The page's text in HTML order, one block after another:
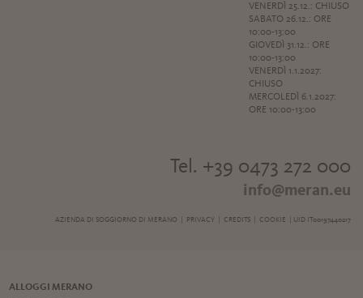
VENERDÌ 25.12.: CHIUSO
SABATO 26.12.: ORE
10:00-13:00
GIOVEDÌ 31.12.: ORE
10:00-13:00
VENERDÌ 1.1.2027:
CHIUSO
MERCOLEDÌ 6.1.2027:
ORE 10:00-13:00
Tel. +39 0473 272 000
info@meran.eu
AZIENDA DI SOGGIORNO DI MERANO | PRIVACY| CREDITS| COOKIE | UID IT00197440217
ALLOGGI MERANO